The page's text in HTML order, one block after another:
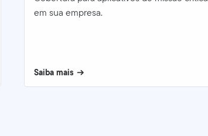
em sua empresa.
Saiba mais